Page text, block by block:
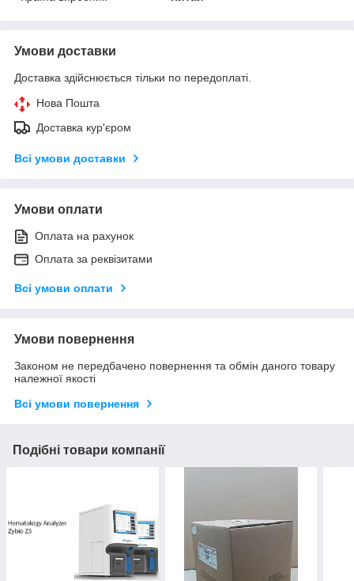
Умови доставки
Доставка здійснюється тільки по передоплаті.
Нова Пошта
Доставка кур'єром
Всі умови доставки
Умови оплати
Оплата на рахунок
Оплата за реквізитами
Всі умови оплати
Умови повернення
Законом не передбачено повернення та обмін даного товару
належної якості
Всі умови повернення
Подібні товари компанії